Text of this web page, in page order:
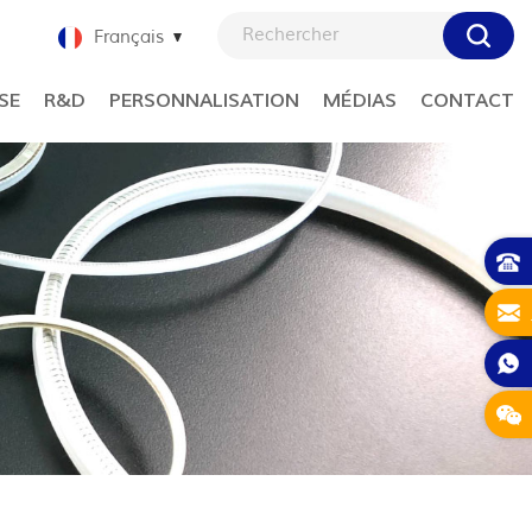
Français
R&D PERSONNALISATION MÉDIAS CONTACT